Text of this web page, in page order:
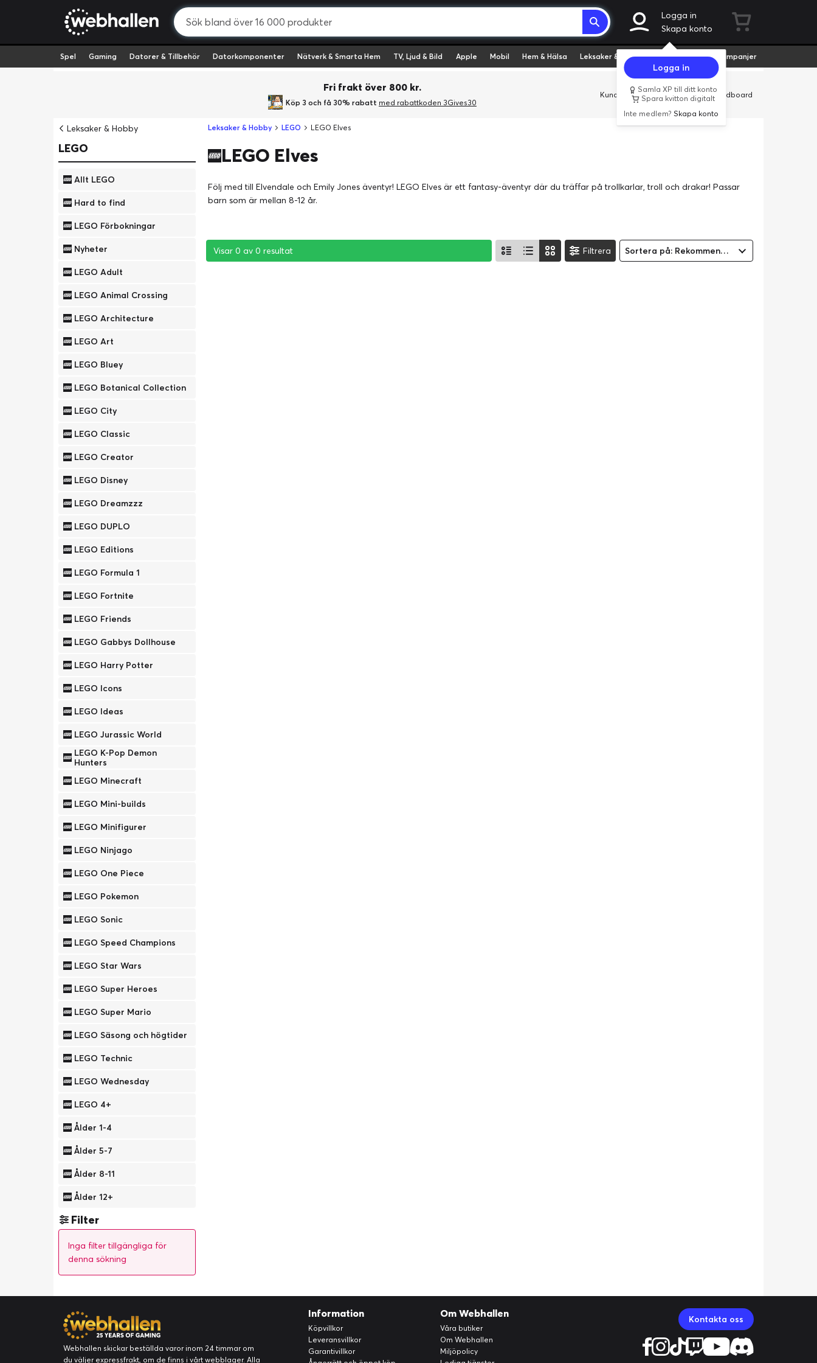
Logga in
Skapa konto
Logga in
Samla XP till ditt konto
Spara kvitton digitalt
Inte medlem?Skapa konto
Spel Gaming Datorer & Tillbehör Datorkomponenter Nätverk & Smarta Hem TV, Ljud & Bild Apple Mobil Hem & Hälsa Leksaker & Hobby Fyndvaror Kampanjer
Fri frakt över 800 kr.
Köp 3 och få 30% rabatt med rabattkoden 3Gives30
Kundservice Butiker Företag Cardboard
Leksaker & Hobby
LEGO
Allt LEGO
Hard to find
LEGO Förbokningar
Nyheter
LEGO Adult
LEGO Animal Crossing
LEGO Architecture
LEGO Art
LEGO Bluey
LEGO Botanical Collection
LEGO City
LEGO Classic
LEGO Creator
LEGO Disney
LEGO Dreamzzz
LEGO DUPLO
LEGO Editions
LEGO Formula 1
LEGO Fortnite
LEGO Friends
LEGO Gabbys Dollhouse
LEGO Harry Potter
LEGO Icons
LEGO Ideas
LEGO Jurassic World
LEGO K-Pop Demon
Hunters
LEGO Minecraft
LEGO Mini-builds
LEGO Minifigurer
LEGO Ninjago
LEGO One Piece
LEGO Pokemon
LEGO Sonic
LEGO Speed Champions
LEGO Star Wars
LEGO Super Heroes
LEGO Super Mario
LEGO Säsong och högtider
LEGO Technic
LEGO Wednesday
LEGO 4+
Ålder 1-4
Ålder 5-7
Ålder 8-11
Ålder 12+
Filter
Inga filter tillgängliga för
denna sökning
Leksaker & Hobby LEGO LEGO Elves
LEGO Elves
Följ med till Elvendale och Emily Jones äventyr! LEGO Elves är ett fantasy-äventyr där du träffar på trollkarlar, troll och drakar! Passar
barn som är mellan 8-12 år.
Visar 0 av 0 resultat
Visar 0 av 0 resultat
Visar 0 av 0 resultat Filtrera Sortera på: Rekommenderad
Webhallen skickar beställda varor inom 24 timmar om
du väljer expressfrakt, om de finns i vårt webblager. Alla
Information
Köpvillkor
Leveransvillkor
Garantivillkor
Om Webhallen
Våra butiker
Om Webhallen
Miljöpolicy
Kontakta oss